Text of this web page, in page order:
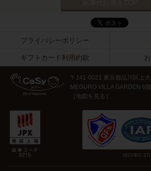
プライバシーポリシー
ギフトカード利用約款
〒141-0021 東京都品川区上
MEGURO VILLA GARDEN 6階
［地図を見る ］
ISO/IEC